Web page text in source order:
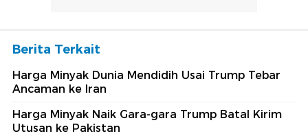
Berita Terkait
Harga Minyak Dunia Mendidih Usai Trump Tebar
Ancaman ke Iran
Harga Minyak Naik Gara-gara Trump Batal Kirim
Utusan ke Pakistan